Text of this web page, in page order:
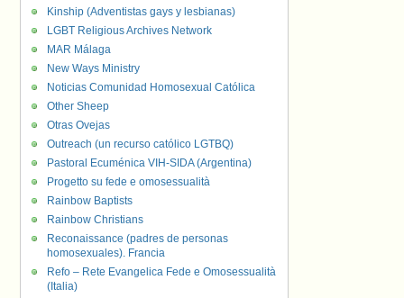
Kinship (Adventistas gays y lesbianas)
LGBT Religious Archives Network
MAR Málaga
New Ways Ministry
Noticias Comunidad Homosexual Católica
Other Sheep
Otras Ovejas
Outreach (un recurso católico LGTBQ)
Pastoral Ecuménica VIH-SIDA (Argentina)
Progetto su fede e omosessualità
Rainbow Baptists
Rainbow Christians
Reconaissance (padres de personas
homosexuales). Francia
Refo – Rete Evangelica Fede e Omosessualità
(Italia)